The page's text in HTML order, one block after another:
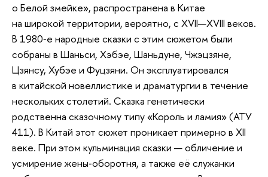
о Белой змейке», распространена в Китае
на широкой территории, вероятно, с XVII—XVIII веков.
В 1980‑е народные сказки с этим сюжетом были
собраны в Шаньси, Хэбэе, Шаньдуне, Чжэцзяне,
Цзянсу, Хубэе и Фуцзяни. Он эксплуатировался
в китайской новеллистике и драматургии в течение
нескольких столетий. Сказка генетически
родственна сказочному типу «Король и ламия» (АТУ
411). В Китай этот сюжет проникает примерно в XII
веке. При этом кульминация сказки — обличение и
усмирение жены‑оборотня, а также её служанки